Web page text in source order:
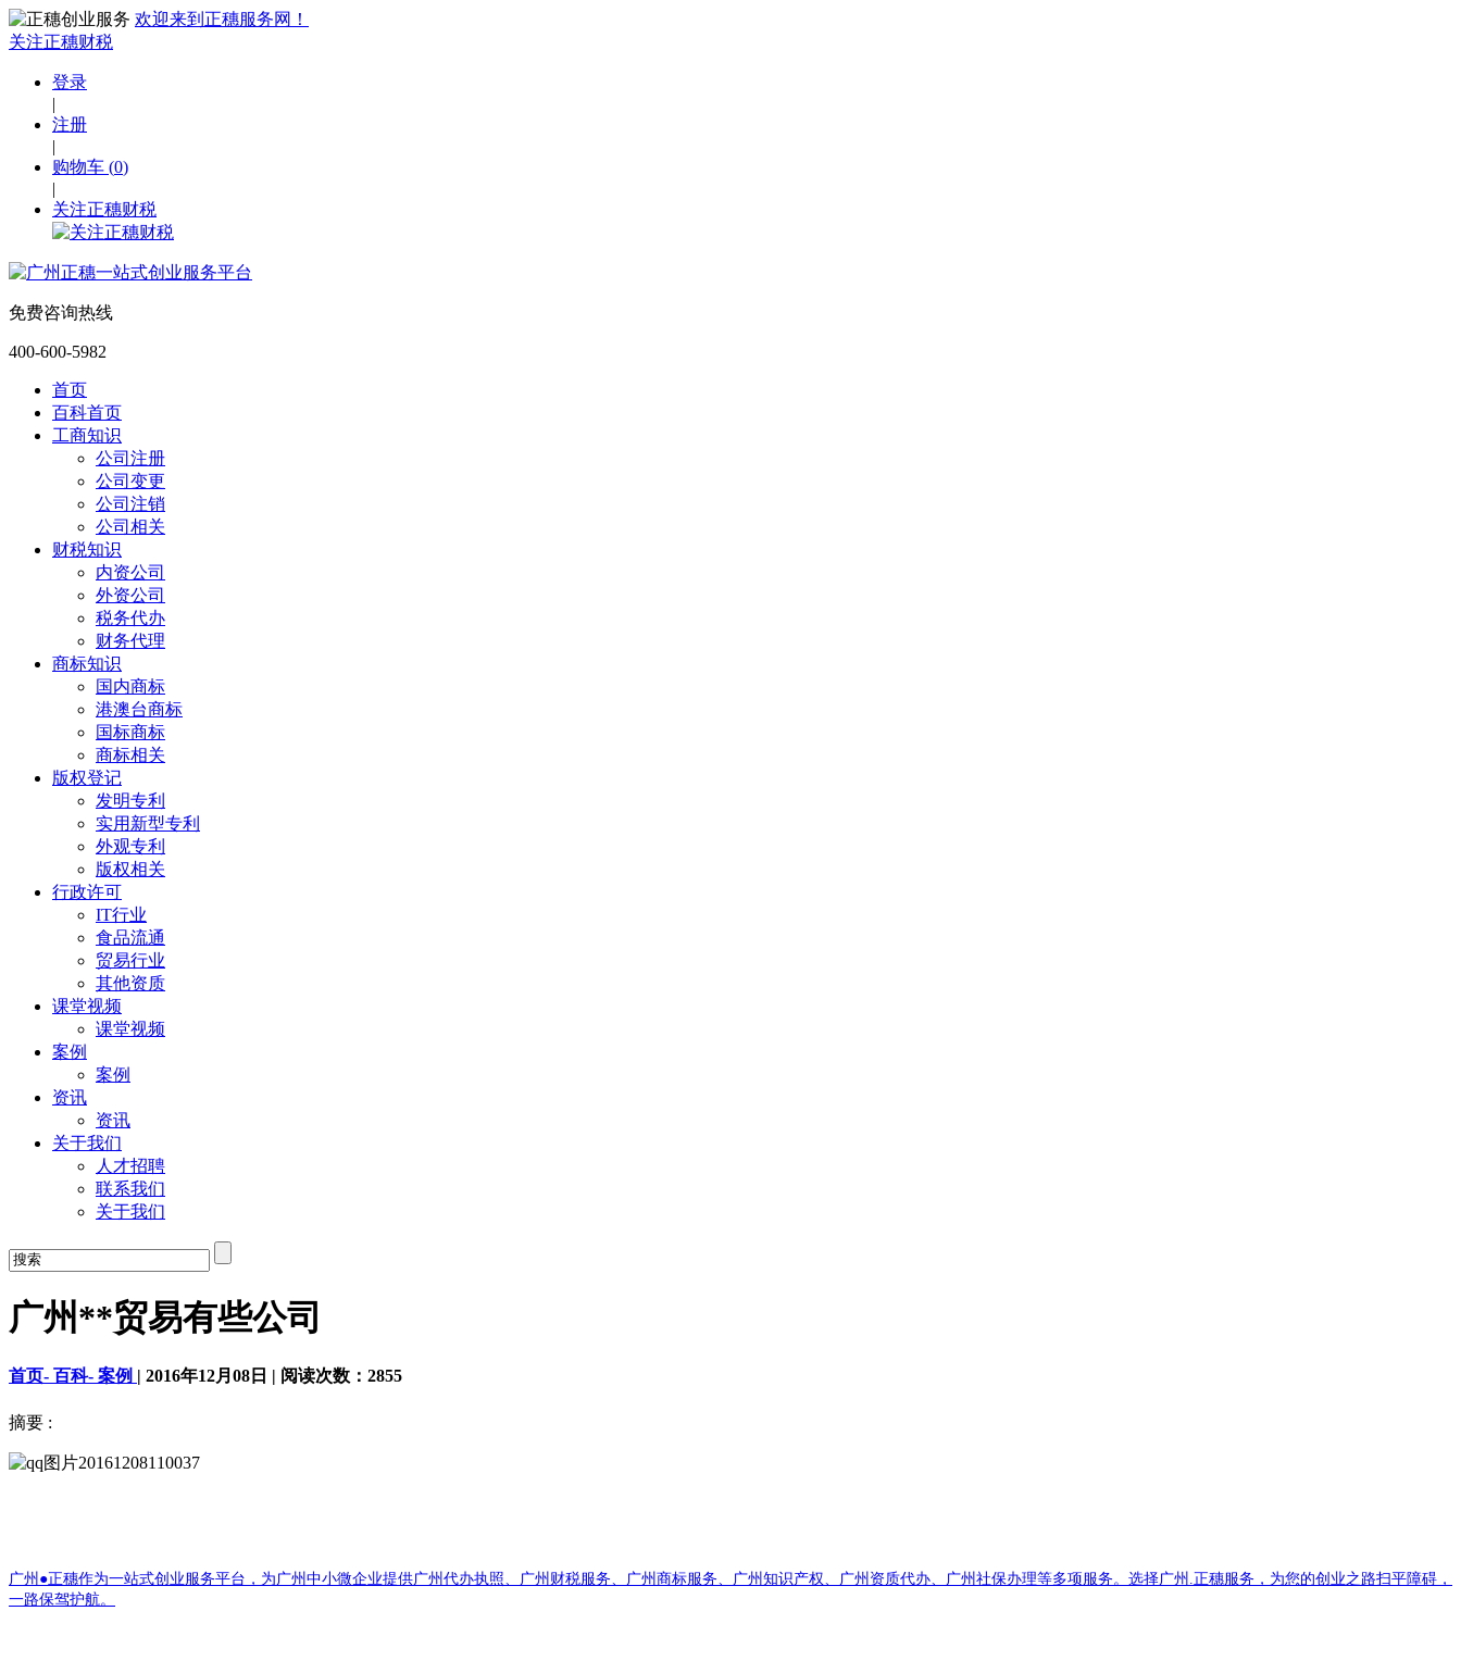
欢迎来到正穗服务网！
关注正穗财税
登录
|
注册
|
购物车 (0)
|
关注正穗财税
免费咨询热线
400-600-5982
首页
百科首页
工商知识
公司注册
公司变更
公司注销
公司相关
财税知识
内资公司
外资公司
税务代办
财务代理
商标知识
国内商标
港澳台商标
国标商标
商标相关
版权登记
发明专利
实用新型专利
外观专利
版权相关
行政许可
IT行业
食品流通
贸易行业
其他资质
课堂视频
课堂视频
案例
案例
资讯
资讯
关于我们
人才招聘
联系我们
关于我们
广州**贸易有些公司
首页- 百科- 案例 | 2016年12月08日 | 阅读次数： 2855
摘要 :
广州●正穗作为一站式创业服务平台，为广州中小微企业提供广州代办执照、广州财税服务、广州商标服务、广州知识产权、广州资质代办、广州社保办理等多项服务。选择广州.正穗服务，为您的创业之路扫平障碍，
一路保驾护航。